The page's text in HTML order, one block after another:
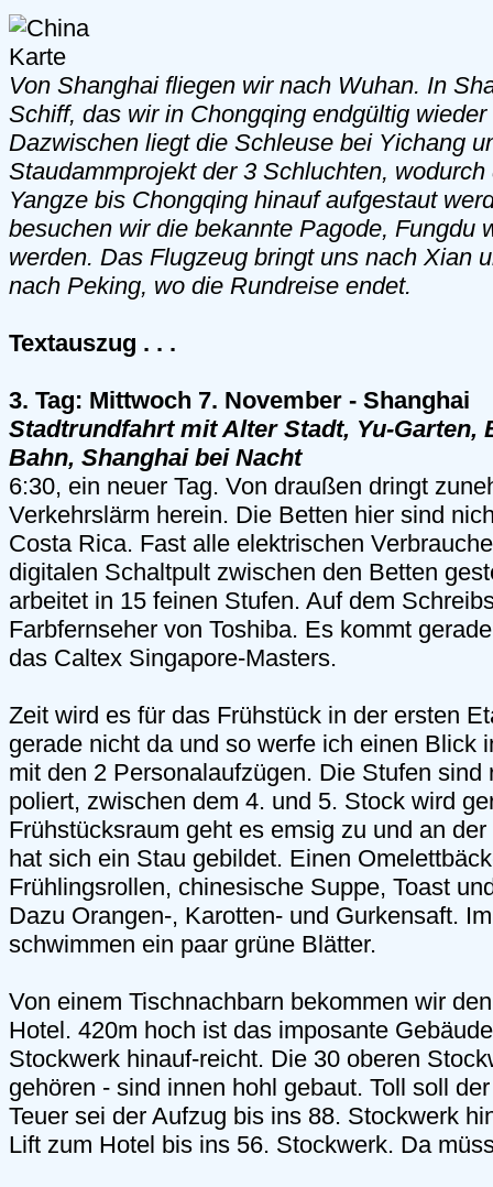
Von Shanghai fliegen wir nach Wuhan. In
Schiff, das wir in Chongqing endgültig
Dazwischen liegt die Schleuse bei Yichang
Staudammprojekt der 3 Schluchten,
Yangze bis Chongqing hinauf aufgestaut
besuchen wir die bekannte Pagode, Fungdu
werden. Das Flugzeug bringt uns nach Xian
nach Peking, wo die Rundreise endet.
Textauszug . . .
3. Tag: Mittwoch 7. November - Shanghai
Stadtrundfahrt mit Alter Stadt, Yu-Garten,
Bahn, Shanghai bei Nacht
6:30, ein neuer Tag. Von draußen dringt
Verkehrslärm herein. Die Betten hier sind
Costa Rica. Fast alle elektrischen
digitalen Schaltpult zwischen den Betten
arbeitet in 15 feinen Stufen. Auf dem
Farbfernseher von Toshiba. Es kommt
das Caltex Singapore-Masters.
Zeit wird es für das Frühstück in der ersten
gerade nicht da und so werfe ich einen Blick
mit den 2 Personalaufzügen. Die Stufen sind
poliert, zwischen dem 4. und 5. Stock wird
Frühstücksraum geht es emsig zu und an
hat sich ein Stau gebildet. Einen
Frühlingsrollen, chinesische Suppe, Toast
Dazu Orangen-, Karotten- und Gurkensaft.
schwimmen ein paar grüne Blätter.
Von einem Tischnachbarn bekommen wir
Hotel. 420m hoch ist das imposante
Stockwerk hinauf-reicht. Die 30 oberen
gehören - sind innen hohl gebaut. Toll soll
Teuer sei der Aufzug bis ins 88. Stockwerk
Lift zum Hotel bis ins 56. Stockwerk. Da